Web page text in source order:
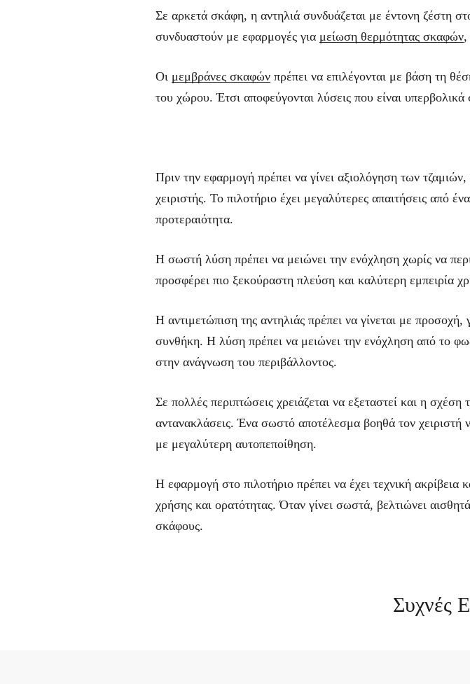
Σε αρκετά σκάφη, η αντηλιά συνδυάζεται με έντονη ζέστη
συνδυαστούν με εφαρμογές για μείωση θερμότητας σκαφών,
Οι μεμβράνες σκαφών πρέπει να επιλέγονται με βάση τη
του χώρου. Έτσι αποφεύγονται λύσεις που είναι
Πριν την εφαρμογή πρέπει να γίνει αξιολόγηση των
χειριστής. Το πιλοτήριο έχει μεγαλύτερες απαιτήσεις από
προτεραιότητα.
Η σωστή λύση πρέπει να μειώνει την ενόχληση χωρίς να
προσφέρει πιο ξεκούραστη πλεύση και καλύτερη εμπειρία
Η αντιμετώπιση της αντηλιάς πρέπει να γίνεται με προσοχή,
συνθήκη. Η λύση πρέπει να μειώνει την ενόχληση από το
στην ανάγνωση του περιβάλλοντος.
Σε πολλές περιπτώσεις χρειάζεται να εξεταστεί και η
αντανακλάσεις. Ένα σωστό αποτέλεσμα βοηθά τον χειριστή
με μεγαλύτερη αυτοπεποίθηση.
Η εφαρμογή στο πιλοτήριο πρέπει να έχει τεχνική ακρίβεια
χρήσης και ορατότητας. Όταν γίνει σωστά, βελτιώνει
σκάφους.
Συχνές